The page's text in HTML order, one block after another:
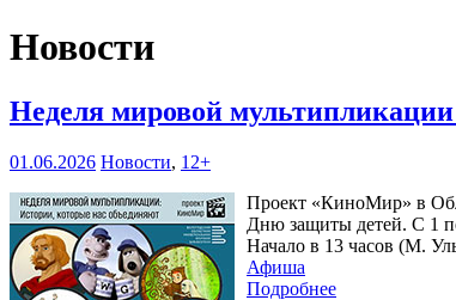
Новости
Неделя мировой мультипликации
01.06.2026 Новости, 12+
Проект «КиноМир» в
Дню защиты детей. С 1
Начало в 13 часов (М.
Афиша
Подробнее